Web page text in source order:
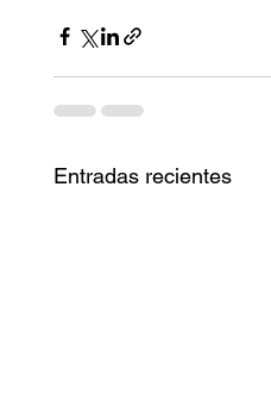
Entradas recientes